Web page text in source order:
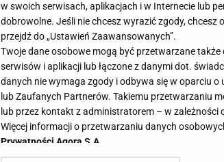
w swoich serwisach, aplikacjach i w Internecie lub
dobrowolne. Jeśli nie chcesz wyrazić zgody,
przejdź do „Ustawień Zaawansowanych”.
Twoje dane osobowe mogą być przetwarzane
serwisów i aplikacji lub łączone z danymi dot.
danych nie wymaga zgody i odbywa się w oparciu o
lub Zaufanych Partnerów. Takiemu przetwarzaniu
lub przez kontakt z administratorem – w
Więcej informacji o przetwarzaniu danych
Prywatności Agora S.A.